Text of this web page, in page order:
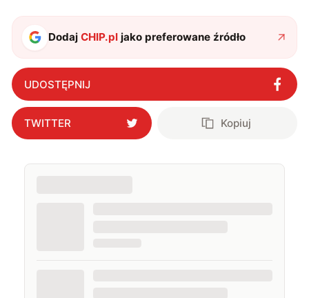
także uprawiać oraz oglądać sport.
DodajCHIP.pl jako preferowane źródło
UDOSTĘPNIJ
TWITTER Kopiuj